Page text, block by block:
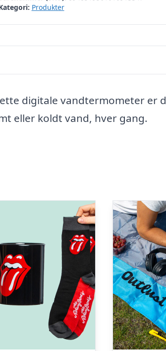
Produkter
digitale vandtermometer er
eller koldt vand, hver gang.